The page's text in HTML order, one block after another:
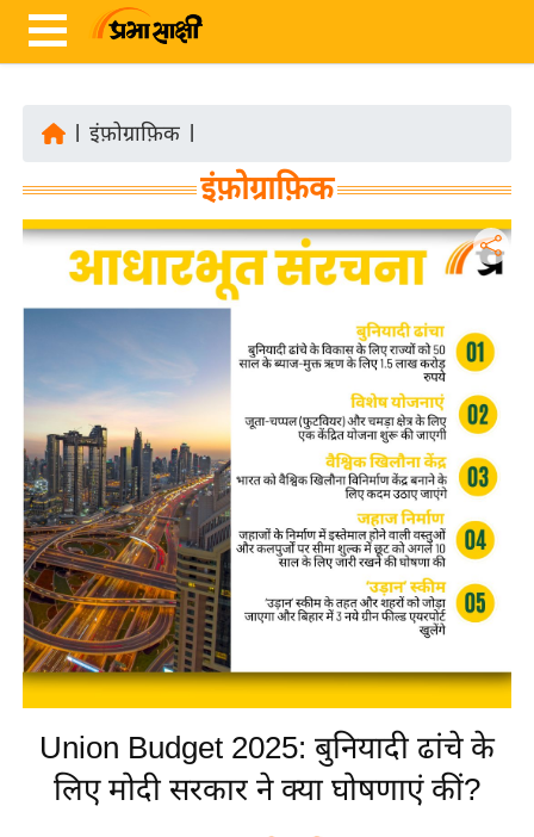
ज़ा
ख
ष्ट्री
य
अं
त
र्रा
ष्ट्री
य
बि
ज़
ने
स
द्यो
इंफ़ोग्राफ़िक
इंफ़ोग्राफ़िक
Union Budget 2025: बुनियादी ढांचे के
लिए मोदी सरकार ने क्या घोषणाएं कीं?